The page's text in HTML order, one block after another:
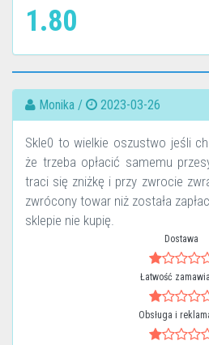
1.80
Monika / 2023-03-26
Skle0 to wielkie oszustwo jeśli
że trzeba opłacić samemu
traci się zniżkę i przy zwrocie
zwrócony towar niż została
sklepie nie kupię.
Dostawa
Łatwość
Obsługa i